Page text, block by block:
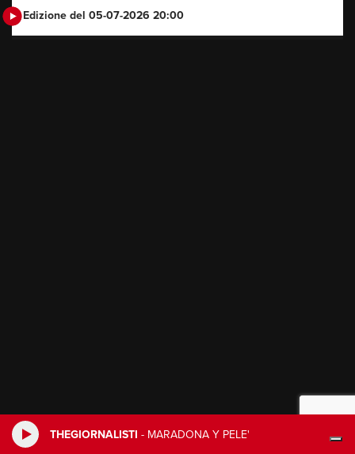
THEGIORNALISTI - MARADONA Y PELE'
Edizione del 05-07-2026 20:00